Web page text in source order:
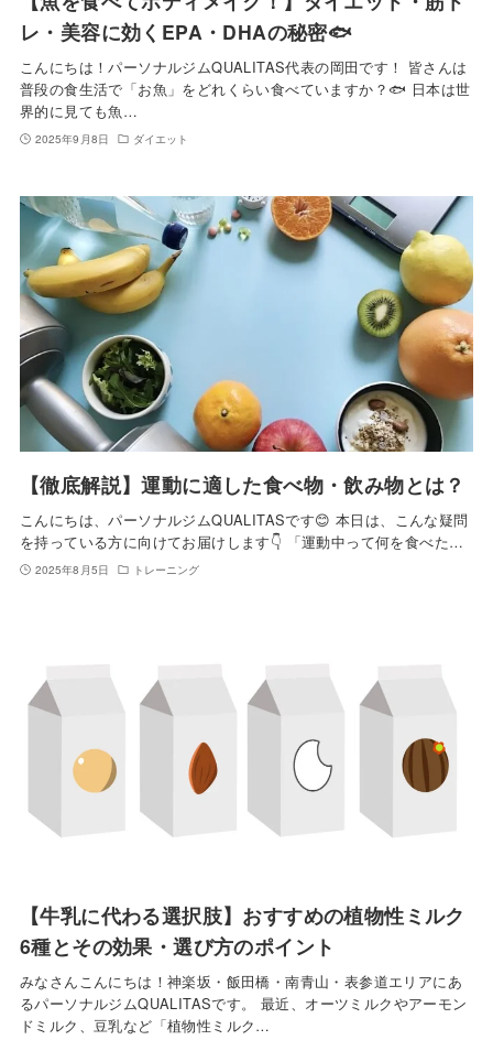
レ・美容に効くEPA・DHAの秘密🐟
こんにちは！パーソナルジムQUALITAS代表の岡田です！ 皆さんは
普段の食生活で「お魚」をどれくらい食べていますか？🐟 日本は世
界的に見ても魚…
2025年9月8日 ダイエット
【徹底解説】運動に適した食べ物・飲み物とは？
こんにちは、パーソナルジムQUALITASです😊 本日は、こんな疑問
を持っている方に向けてお届けします👇 「運動中って何を食べた…
2025年8月5日 トレーニング
【牛乳に代わる選択肢】おすすめの植物性ミルク
6種とその効果・選び方のポイント
みなさんこんにちは！神楽坂・飯田橋・南青山・表参道エリアにあ
るパーソナルジムQUALITASです。 最近、オーツミルクやアーモン
ドミルク、豆乳など「植物性ミルク…